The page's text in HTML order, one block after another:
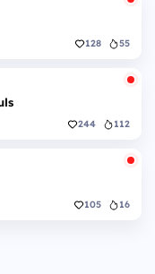
128 55
244 112
105 16